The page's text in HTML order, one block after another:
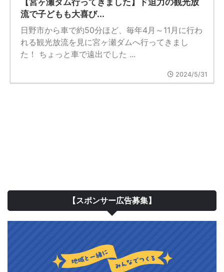
【宮ヶ瀬ダム行ってきました】ド迫力の観光放
流で子どもも大喜び...
日野市から車で約50分ほど、毎年4月～11月に行わ
れる観光放流を見に宮ヶ瀬ダムへ行ってきまし
た！ ちょっと車で遠出でした ...
2024/5/31
【スポンサー広告募集】